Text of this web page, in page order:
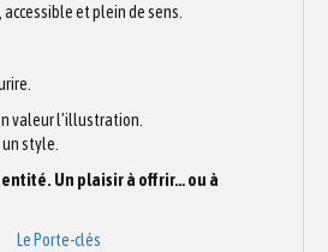
accessible et plein de sens.
valeur l’illustration.
un style.
Un plaisir à offrir… ou à
Le Porte-clés